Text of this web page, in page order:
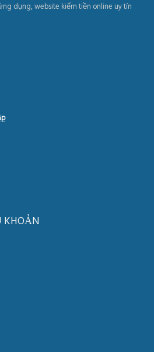
dụng, website kiếm tiền online uy tín
KHOẢN